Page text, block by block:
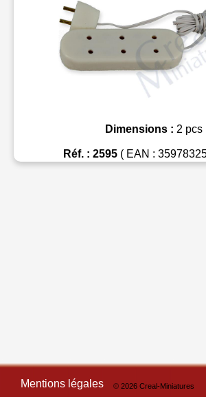
Dimensions : 2 pcs
Réf. : 2595 ( EAN :
Mentions légales © 2026 Creal-Miniatures